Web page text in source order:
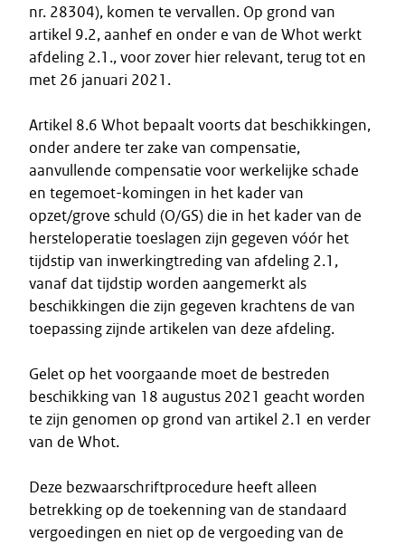
nr. 28304), komen te vervallen. Op grond van
artikel 9.2, aanhef en onder e van de Whot werkt
afdeling 2.1., voor zover hier relevant, terug tot en
met 26 januari 2021.
Artikel 8.6 Whot bepaalt voorts dat beschikkingen,
onder andere ter zake van compensatie,
aanvullende compensatie voor werkelijke schade
en tegemoet-komingen in het kader van
opzet/grove schuld (O/GS) die in het kader van de
hersteloperatie toeslagen zijn gegeven vóór het
tijdstip van inwerkingtreding van afdeling 2.1,
vanaf dat tijdstip worden aangemerkt als
beschikkingen die zijn gegeven krachtens de van
toepassing zijnde artikelen van deze afdeling.
Gelet op het voorgaande moet de bestreden
beschikking van 18 augustus 2021 geacht worden
te zijn genomen op grond van artikel 2.1 en verder
van de Whot.
Deze bezwaarschriftprocedure heeft alleen
betrekking op de toekenning van de standaard
vergoedingen en niet op de vergoeding van de